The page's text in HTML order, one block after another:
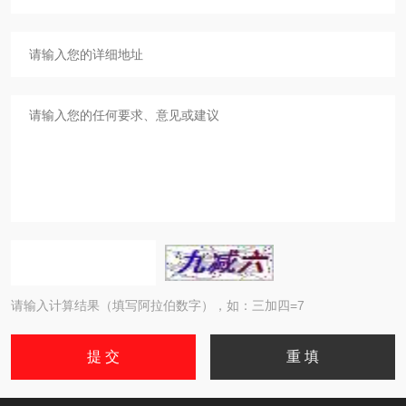
请输入计算结果（填写阿拉伯数字），如：三加四=7